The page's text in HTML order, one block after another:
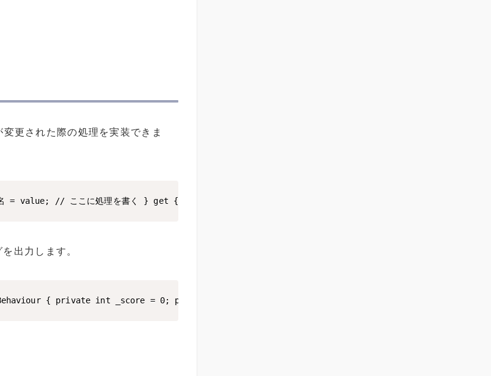
更された際の処理を実装できま
= value; // ここに処理を書く } get { return 変数名; } }
出力します。
{ private int _score = 0; public int Score { get { return _score; } set { _score = value; // 値